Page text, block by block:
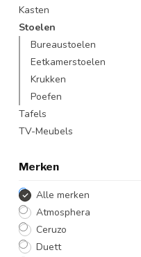
Kasten
Stoelen
Bureaustoelen
Eetkamerstoelen
Krukken
Poefen
Tafels
TV-Meubels
Merken
Alle merken
Atmosphera
Ceruzo
Duett